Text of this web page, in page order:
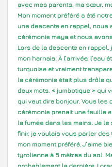
avec mes parents, ma sœur,
Mon moment préféré a été
une descente en rappel, nous
cérémonie maya et nous
Lors de la descente en rappel,
mon harnais. À l’arrivée, l’eau
turquoise et vraiment
la cérémonie était plus drôle
deux mots, « jumbotique » qui
qui veut dire bonjour. Vous les
cérémonie prenait une feuille
la fumée dans les mains. Je le
finir, je voulais vous parler
mon moment préféré. J’aime
tyrolienne à 5 mètres du sol.